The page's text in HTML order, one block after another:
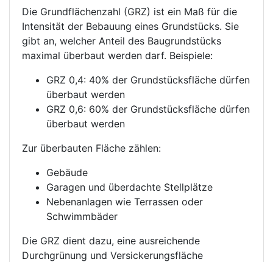
Die Grundflächenzahl (GRZ) ist ein Maß für die
Intensität der Bebauung eines Grundstücks. Sie
gibt an, welcher Anteil des Baugrundstücks
maximal überbaut werden darf. Beispiele:
GRZ 0,4: 40% der Grundstücksfläche dürfen
überbaut werden
GRZ 0,6: 60% der Grundstücksfläche dürfen
überbaut werden
Zur überbauten Fläche zählen:
Gebäude
Garagen und überdachte Stellplätze
Nebenanlagen wie Terrassen oder
Schwimmbäder
Die GRZ dient dazu, eine ausreichende
Durchgrünung und Versickerungsfläche